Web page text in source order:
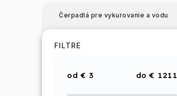
Čerpadlá pre vykurovanie a vodu
FILTRE
€ 3 € 1211